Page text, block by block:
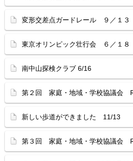
変形交差点ガードレール ９／１３
東京オリンピック壮行会 ６／１８
南中山探検クラブ 6/16
第２回 家庭・地域・学校協議会
新しい歩道ができました 11/13
第３回 家庭・地域・学校協議会